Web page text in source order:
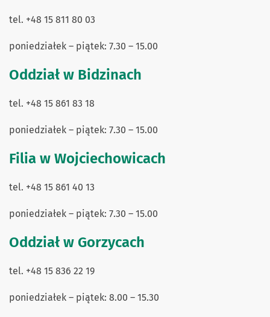
tel. +48 15 811 80 03
poniedziałek – piątek: 7.30 – 15.00
Oddział w Bidzinach
tel. +48 15 861 83 18
poniedziałek – piątek: 7.30 – 15.00
Filia w Wojciechowicach
tel. +48 15 861 40 13
poniedziałek – piątek: 7.30 – 15.00
Oddział w Gorzycach
tel. +48 15 836 22 19
poniedziałek – piątek: 8.00 – 15.30